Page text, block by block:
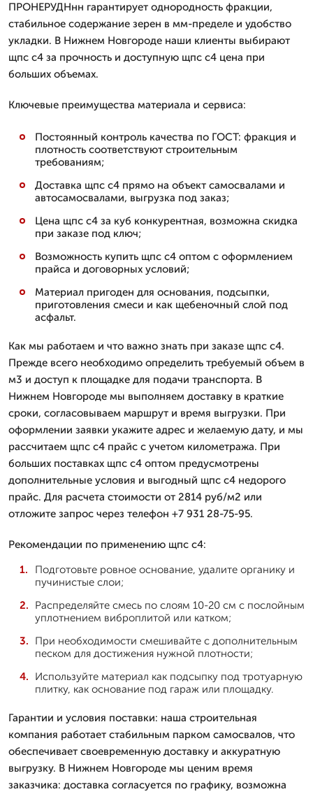
ПРОНЕРУДНнн гарантирует однородность фракции,
стабильное содержание зерен в мм-пределе и удобство
укладки. В Нижнем Новгороде наши клиенты выбирают
щпс с4 за прочность и доступную щпс с4 цена при
больших объемах.
Ключевые преимущества материала и сервиса:
Постоянный контроль качества по ГОСТ: фракция и
плотность соответствуют строительным
требованиям;
Доставка щпс с4 прямо на объект самосвалами и
автосамосвалами, выгрузка под заказ;
Цена щпс с4 за куб конкурентная, возможна скидка
при заказе под ключ;
Возможность купить щпс с4 оптом с оформлением
прайса и договорных условий;
Материал пригоден для основания, подсыпки,
приготовления смеси и как щебеночный слой под
асфальт.
Как мы работаем и что важно знать при заказе щпс с4.
Прежде всего необходимо определить требуемый объем в
м3 и доступ к площадке для подачи транспорта. В
Нижнем Новгороде мы выполняем доставку в краткие
сроки, согласовываем маршрут и время выгрузки. При
оформлении заявки укажите адрес и желаемую дату, и мы
рассчитаем щпс с4 прайс с учетом километража. При
больших поставках щпс с4 оптом предусмотрены
дополнительные условия и выгодный щпс с4 недорого
прайс. Для расчета стоимости от 2814 руб/м2 или
отложите запрос через телефон +7 931 28-75-95.
Рекомендации по применению щпс с4:
Подготовьте ровное основание, удалите органику и
пучинистые слои;
Распределяйте смесь по слоям 10-20 см с послойным
уплотнением виброплитой или катком;
При необходимости смешивайте с дополнительным
песком для достижения нужной плотности;
Используйте материал как подсыпку под тротуарную
плитку, как основание под гараж или площадку.
Гарантии и условия поставки: наша строительная
компания работает стабильным парком самосвалов, что
обеспечивает своевременную доставку и аккуратную
выгрузку. В Нижнем Новгороде мы ценим время
заказчика: доставка согласуется по графику, возможна